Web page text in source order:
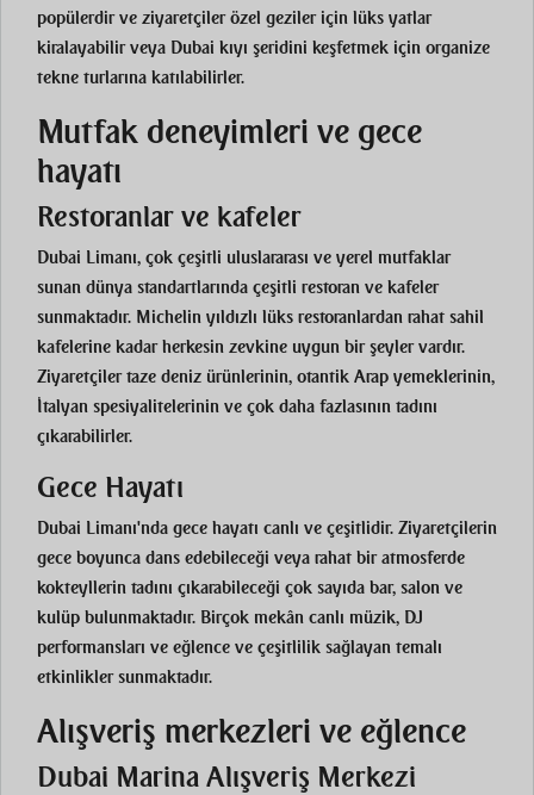
popülerdir ve ziyaretçiler özel geziler için lüks yatlar
kiralayabilir veya Dubai kıyı şeridini keşfetmek için organize
tekne turlarına katılabilirler.
Mutfak deneyimleri ve gece
hayatı
Restoranlar ve kafeler
Dubai Limanı, çok çeşitli uluslararası ve yerel mutfaklar
sunan dünya standartlarında çeşitli restoran ve kafeler
sunmaktadır. Michelin yıldızlı lüks restoranlardan rahat sahil
kafelerine kadar herkesin zevkine uygun bir şeyler vardır.
Ziyaretçiler taze deniz ürünlerinin, otantik Arap yemeklerinin,
İtalyan spesiyalitelerinin ve çok daha fazlasının tadını
çıkarabilirler.
Gece Hayatı
Dubai Limanı'nda gece hayatı canlı ve çeşitlidir. Ziyaretçilerin
gece boyunca dans edebileceği veya rahat bir atmosferde
kokteyllerin tadını çıkarabileceği çok sayıda bar, salon ve
kulüp bulunmaktadır. Birçok mekân canlı müzik, DJ
performansları ve eğlence ve çeşitlilik sağlayan temalı
etkinlikler sunmaktadır.
Alışveriş merkezleri ve eğlence
Dubai Marina Alışveriş Merkezi